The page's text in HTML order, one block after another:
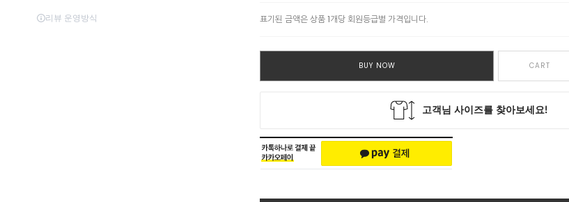
표기된 금액은 상품 1개당 회원등급별 가격입니다.
BUY NOW CART